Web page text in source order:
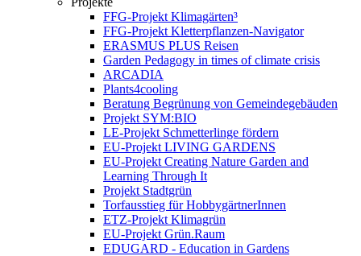
FFG-Projekt Klimagärten³
FFG-Projekt Kletterpflanzen-Navigator
ERASMUS PLUS Reisen
Garden Pedagogy in times of climate crisis
ARCADIA
Plants4cooling
Beratung Begrünung von Gemeindegebäuden
Projekt SYM:BIO
LE-Projekt Schmetterlinge fördern
EU-Projekt LIVING GARDENS
EU-Projekt Creating Nature Garden and
Learning Through It
Projekt Stadtgrün
Torfausstieg für HobbygärtnerInnen
ETZ-Projekt Klimagrün
EU-Projekt Grün.Raum
EDUGARD - Education in Gardens